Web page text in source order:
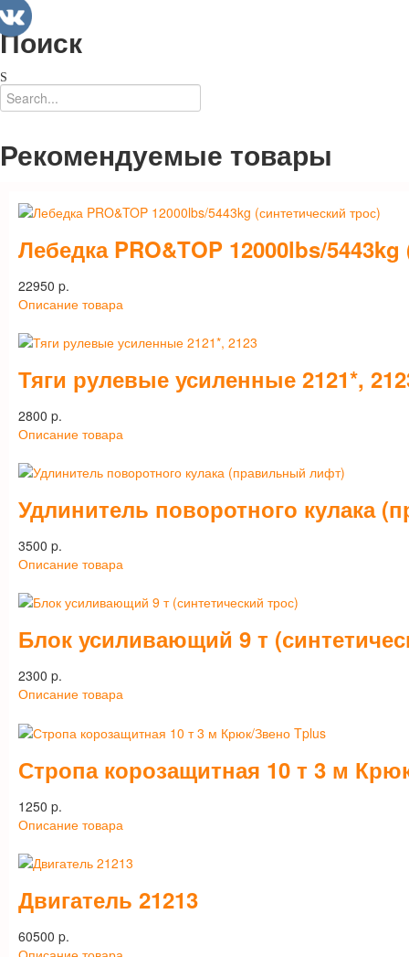
Поиск
Рекомендуемые товары
Лебедка PRO&TOP 12000lbs/
22950 p.
Описание товара
Тяги рулевые усиленные 2121*,
2800 p.
Описание товара
Удлинитель поворотного кулака
3500 p.
Описание товара
Блок усиливающий 9 т
2300 p.
Описание товара
Стропа корозащитная 10 т 3 м
1250 p.
Описание товара
Двигатель 21213
60500 p.